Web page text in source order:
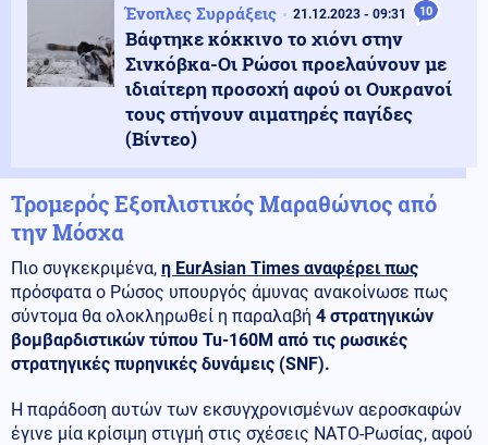
Ένοπλες Συρράξεις 21.12.2023 - 09:31 10
Βάφτηκε κόκκινο το χιόνι στην
Σινκόβκα-Οι Ρώσοι προελαύνουν με
ιδιαίτερη προσοχή αφού οι Ουκρανοί
τους στήνουν αιματηρές παγίδες
(Βίντεο)
Τρομερός Εξοπλιστικός Μαραθώνιος από
την Μόσχα
Πιο συγκεκριμένα, η EurAsian Times αναφέρει πως
πρόσφατα ο Ρώσος υπουργός άμυνας ανακοίνωσε πως
σύντομα θα ολοκληρωθεί η παραλαβή 4 στρατηγικών
βομβαρδιστικών τύπου Tu-160M από τις ρωσικές
στρατηγικές πυρηνικές δυνάμεις (SNF).
Η παράδοση αυτών των εκσυγχρονισμένων αεροσκαφών
έγινε μία κρίσιμη στιγμή στις σχέσεις ΝΑΤΟ-Ρωσίας, αφού